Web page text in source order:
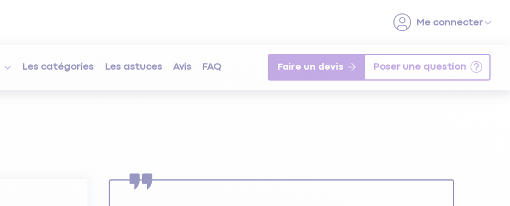
Les catégories Les astuces Avis FAQ Faire un devis